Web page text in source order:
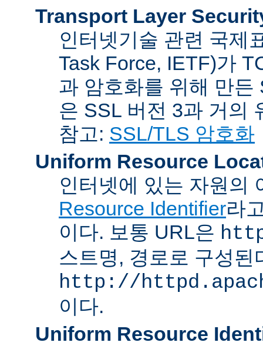
Transport Layer
인터넷기술 관련 국제
Task Force, IETF)가
과 암호화를 위해 만
은 SSL 버전 3과 거의
참고: SSL/TLS 암호화
Uniform Resource
인터넷에 있는 자원의
Resource Identifier라
이다. 보통 URL은
스트명, 경로로 구성
http://
이다.
Uniform Resource